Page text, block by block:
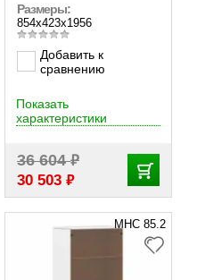
Размеры:
854х423х1956
Добавить к
сравнению
36 604₽
30 503 ₽
Показать
характеристики
MHC 85.2